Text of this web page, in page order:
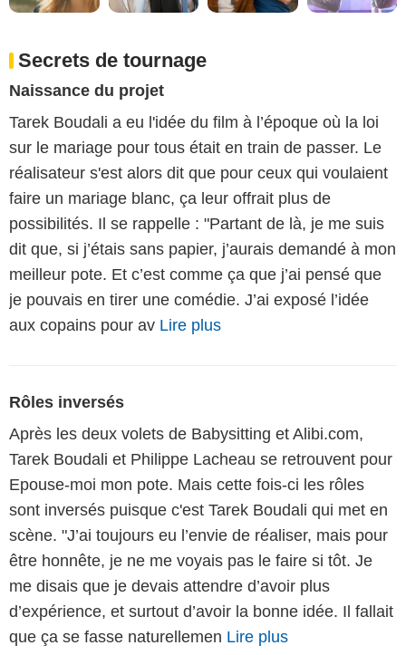
Secrets de tournage
Naissance du projet
Tarek Boudali a eu l'idée du film à l’époque où la loi
sur le mariage pour tous était en train de passer. Le
réalisateur s'est alors dit que pour ceux qui voulaient
faire un mariage blanc, ça leur offrait plus de
possibilités. Il se rappelle : "Partant de là, je me suis
dit que, si j’étais sans papier, j’aurais demandé à mon
meilleur pote. Et c’est comme ça que j’ai pensé que
je pouvais en tirer une comédie. J’ai exposé l’idée
aux copains pour av Lire plus
Rôles inversés
Après les deux volets de Babysitting et Alibi.com,
Tarek Boudali et Philippe Lacheau se retrouvent pour
Epouse-moi mon pote. Mais cette fois-ci les rôles
sont inversés puisque c'est Tarek Boudali qui met en
scène. "J’ai toujours eu l’envie de réaliser, mais pour
être honnête, je ne me voyais pas le faire si tôt. Je
me disais que je devais attendre d’avoir plus
d’expérience, et surtout d’avoir la bonne idée. Il fallait
que ça se fasse naturellemen Lire plus